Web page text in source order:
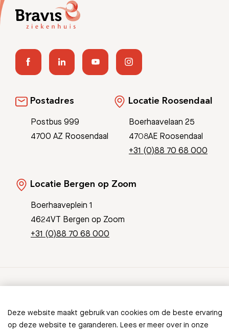
Deze website maakt gebruik van cookies om de beste ervaring
op deze website te garanderen. Lees er meer over in onze
Postadres
Postbus 999
4700 AZ Roosendaal
Locatie Roosendaal
Boerhaavelaan 25
4708AE Roosendaal
+31 (0)88 70 68 000
Locatie Bergen op Zoom
Boerhaaveplein 1
4624VT Bergen op Zoom
+31 (0)88 70 68 000
Patient Journey App
Contact
Informatieveiligheid